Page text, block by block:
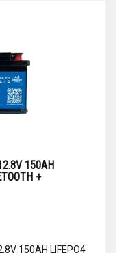
150AH
+
150AH LIFEPO4